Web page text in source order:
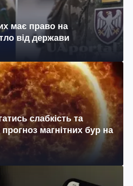
має право на
від держави
слабкість та
магнітних бур на